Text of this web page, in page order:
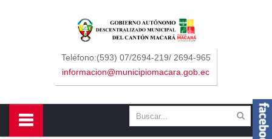
Teléfono:(593) 07/2694-219/ 2694-965
informacion@municipiomacara.gob.ec
Sidebar Menu
Concejo
Departamentos